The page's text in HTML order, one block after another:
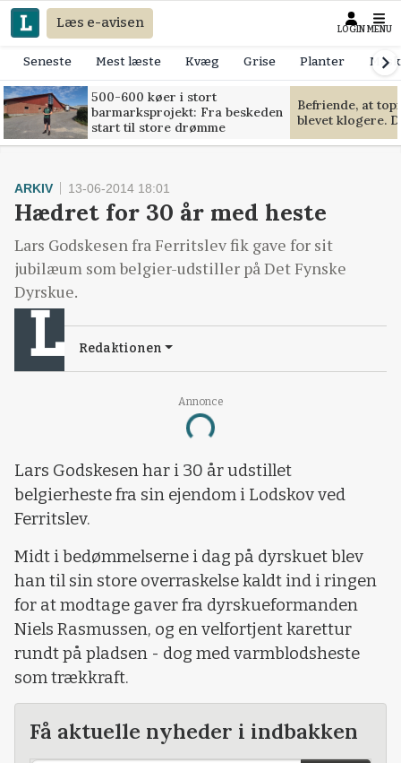
Læs e-avisen LOGIN MENU
Seneste Mest læste Kvæg Grise Planter
500-600 køer i stort
barmarksprojekt: Fra beskeden
start til store drømme
Befriende, at
blevet klogere.
Annonce
Loading...
ARKIV 13-06-2014 18:01
Hædret for 30 år med heste
Lars Godskesen fra Ferritslev fik gave for sit
jubilæum som belgier-udstiller på Det Fynske
Dyrskue.
Redaktionen
Lars Godskesen har i 30 år udstillet
belgierheste fra sin ejendom i Lodskov ved
Ferritslev.
Midt i bedømmelserne i dag på dyrskuet blev
han til sin store overraskelse kaldt ind i ringen
for at modtage gaver fra dyrskueformanden
Niels Rasmussen, og en velfortjent karettur
rundt på pladsen - dog med varmblodsheste
som trækkraft.
Få aktuelle nyheder i indbakken